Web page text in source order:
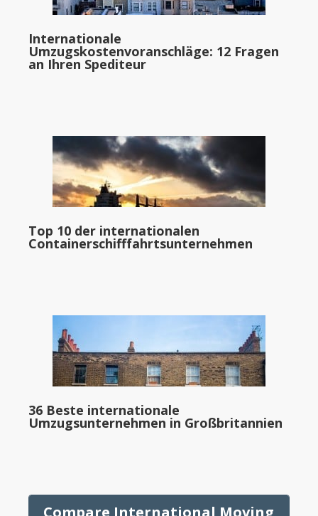
Internationale
Umzugskostenvoranschläge: 12 Fragen
an Ihren Spediteur
Top 10 der internationalen
Containerschifffahrtsunternehmen
36 Beste internationale
Umzugsunternehmen in Großbritannien